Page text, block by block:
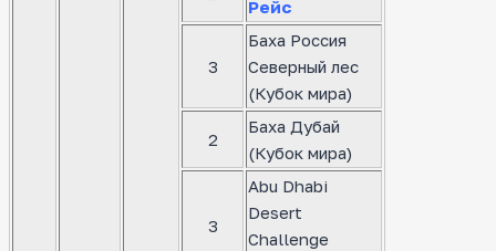
Рейс
3
Баха Россия
Северный лес
(Кубок мира)
2
Баха Дубай
(Кубок мира)
3
Abu Dhabi
Desert
Challenge